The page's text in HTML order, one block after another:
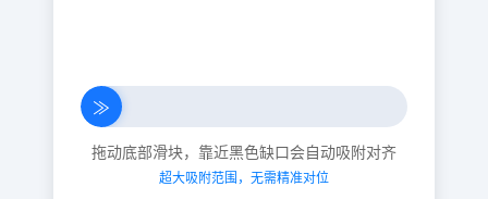
≫
拖动底部滑块，靠近黑色缺口会自动吸附对齐
超大吸附范围，无需精准对位